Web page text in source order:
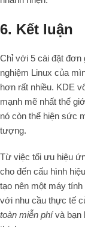
6. Kết luận
Chỉ với 5 cài đặt đơn
nghiệm Linux của
hơn rất nhiều. KDE
mạnh mẽ nhất thế
nó còn thể hiện sức
tượng.
Từ việc tối ưu hiệu
cho đến cấu hình
tạo nên một máy
với nhu cầu thực tế
toàn miễn phívà bạn